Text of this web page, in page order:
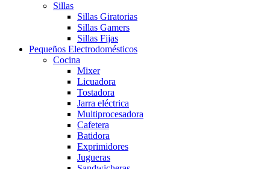
Sillas
Sillas Giratorias
Sillas Gamers
Sillas Fijas
Pequeños Electrodomésticos
Cocina
Mixer
Licuadora
Tostadora
Jarra eléctrica
Multiprocesadora
Cafetera
Batidora
Exprimidores
Jugueras